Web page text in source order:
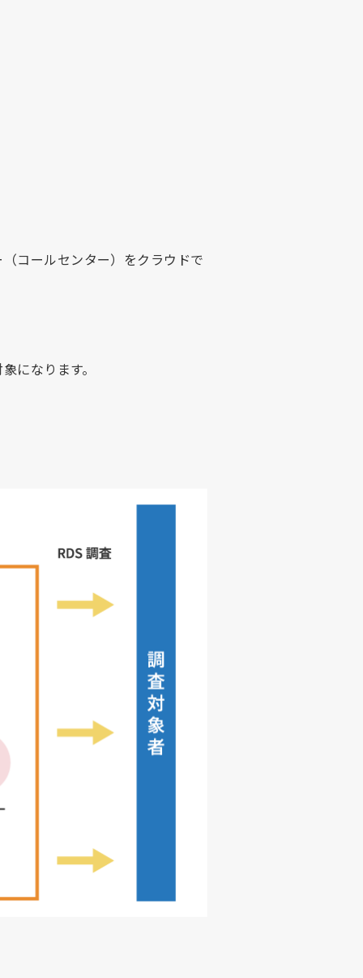
コールセンター）をクラウドで
になります。